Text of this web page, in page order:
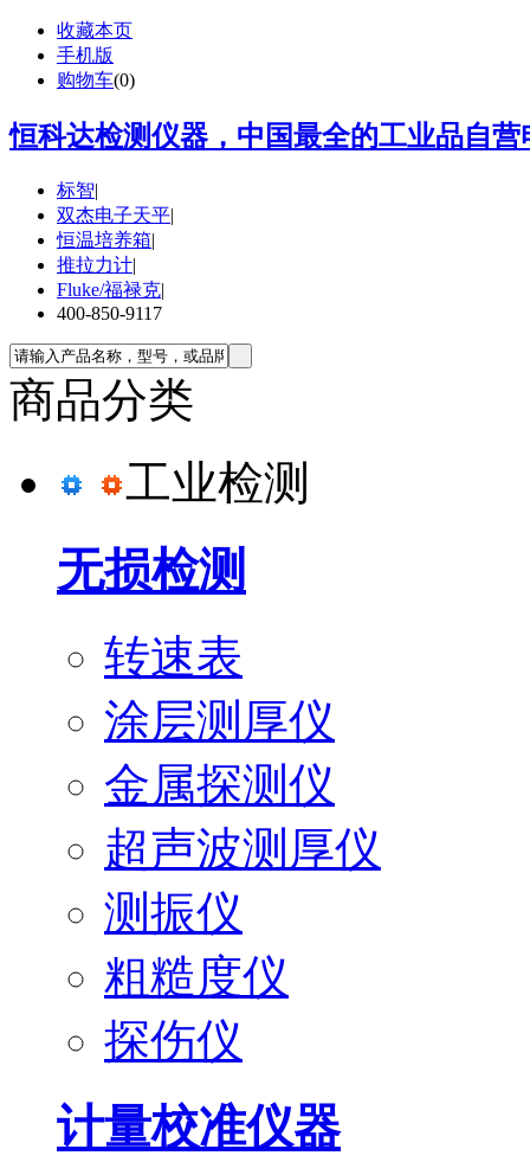
收藏本页
手机版
购物车(0)
恒科达检测仪器，中国最全的工业品自
标智|
双杰电子天平|
恒温培养箱|
推拉力计|
Fluke/福禄克|
400-850-9117
商品分类
工业检测
无损检测
转速表
涂层测厚仪
金属探测仪
超声波测厚仪
测振仪
粗糙度仪
探伤仪
计量校准仪器